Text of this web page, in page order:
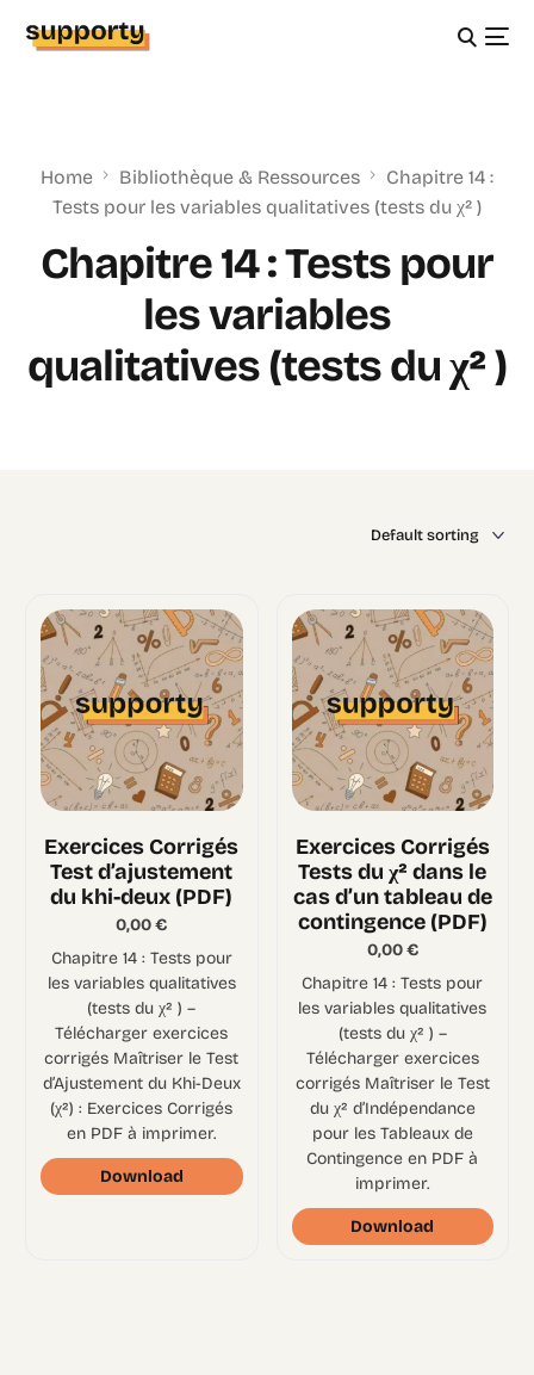
Home Bibliothèque & Ressources
Chapitre 14 :
Tests pour les variables qualitatives (tests du χ² )
Chapitre 14 : Tests pour
les variables
qualitatives (tests du χ² )
Exercices Corrigés
Test d’ajustement
du khi-deux (PDF)
0,00€
Chapitre 14 : Tests pour
les variables qualitatives
(tests du χ² ) –
Télécharger exercices
corrigés Maîtriser le Test
d’Ajustement du Khi-Deux
(χ²) : Exercices Corrigés
en PDF à imprimer.
Download
Exercices Corrigés
Tests du χ² dans le
cas d’un tableau de
contingence (PDF)
0,00€
Chapitre 14 : Tests pour
les variables qualitatives
(tests du χ² ) –
Télécharger exercices
corrigés Maîtriser le Test
du χ² d’Indépendance
pour les Tableaux de
Contingence en PDF à
imprimer.
Download